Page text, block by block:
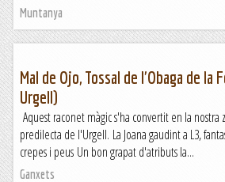
Muntanya
Mal de Ojo, Tossal de l'Obaga de la
Urgell)
Aquest raconet màgic s'ha convertit en la nostra
predilecta de l'Urgell. La Joana gaudint a L3,
crepes i peus Un bon grapat d'atributs la...
Ganxets